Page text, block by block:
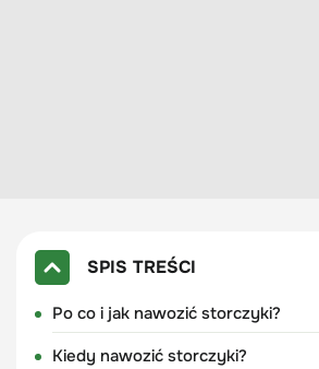
SPIS TREŚCI
Po co i jak nawozić storczyki?
Kiedy nawozić storczyki?